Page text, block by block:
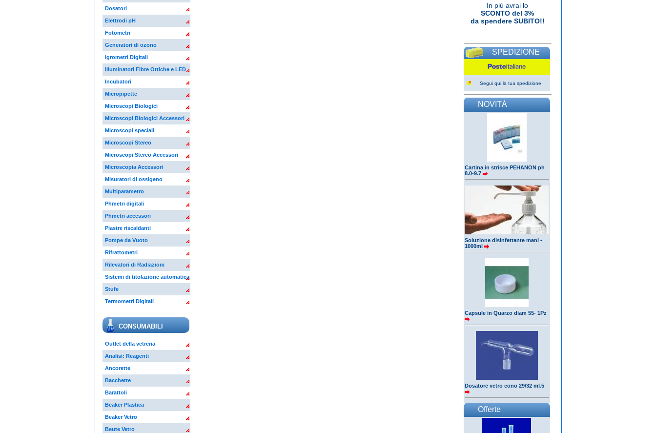
Dosatori
Elettrodi pH
Fotometri
Generatori di ozono
Igrometri Digitali
Illuminatori Fibre Ottiche e LED
Incubatori
Micropipette
Microscopi Biologici
Microscopi Biologici Accessori
Microscopi speciali
Microscopi Stereo
Microscopi Stereo Accessori
Microscopia Accessori
Misuratori di ossigeno
Multiparametro
Phmetri digitali
Phmetri accessori
Piastre riscaldanti
Pompe da Vuoto
Rifrattometri
Rilevatori di Radiazioni
Sistemi di titolazione automatica
Stufe
Termometri Digitali
CONSUMABILI
Outlet della vetreria
Analisi: Reagenti
Ancorette
Bacchette
Barattoli
Beaker Plastica
Beaker Vetro
Beute Vetro
Rolex replicaperfetto.
In più avrai lo
SCONTO del 3%
da spendere SUBITO!!
SPEDIZIONE
Segui qui la tua spedizione
NOVITÁ
Cartina in strisce PEHANON ph
8.0-9.7
Soluzione disinfettante mani -
1000ml
Capsule in Quarzo diam 55- 1Pz
Dosatore vetro cono 29/32 ml.5
Offerte